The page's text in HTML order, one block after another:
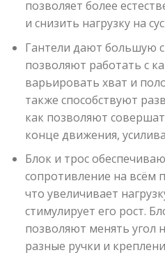
позволяет более
и снизить нагрузку на
Гантели дают большую
позволяют работать с
варьировать хват и
также способствуют
как позволяют
конце движения,
Блок и трос
сопротивление на всём
что увеличивает
стимулирует его рост.
позволяют менять угол
разные ручки и